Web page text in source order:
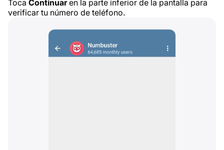
Toca Continuaren la parte inferior de la pantalla para
verificar tu número de teléfono.